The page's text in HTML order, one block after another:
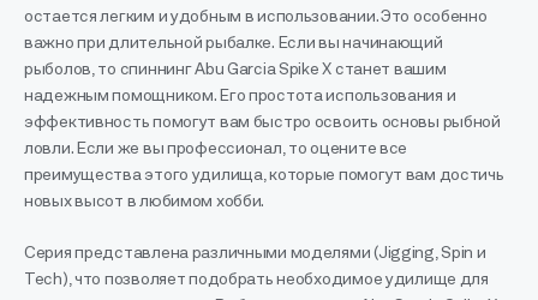
остается легким и удобным в использовании. Это особенно
важно при длительной рыбалке. Если вы начинающий
рыболов, то спиннинг Abu Garcia Spike X станет вашим
надежным помощником. Его простота использования и
эффективность помогут вам быстро освоить основы рыбной
ловли. Если же вы профессионал, то оцените все
преимущества этого удилища, которые помогут вам достичь
новых высот в любимом хобби.
Серия представлена различными моделями (Jigging, Spin и
Tech), что позволяет подобрать необходимое удилище для